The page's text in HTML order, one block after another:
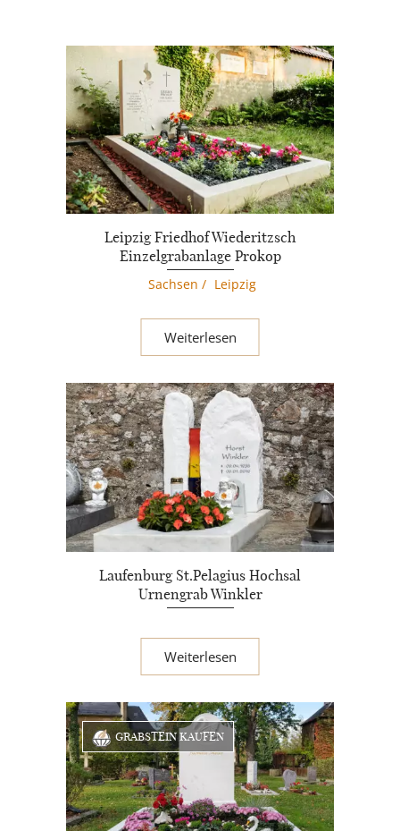
Leipzig Friedhof Wiederitzsch
Einzelgrabanlage Prokop
Sachsen / Leipzig
Weiterlesen
Laufenburg St.Pelagius Hochsal
Urnengrab Winkler
Weiterlesen
GRABSTEIN KAUFEN